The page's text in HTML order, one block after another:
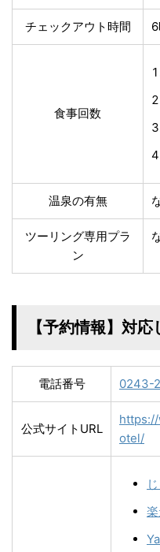
チェックアウト時間
食事回数
温泉の有無
ツーリング専用プラ
ン
【予約情報】対
電話番号 0243-
公式サイトURL
otel/